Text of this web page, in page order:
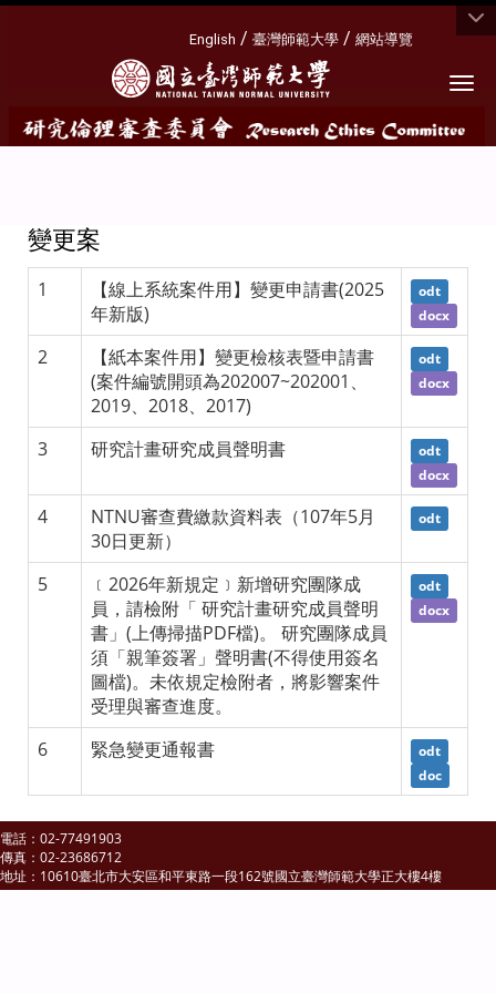
English / 臺灣師範大學 / 網站導覽
變更案
1
【線上系統案件用】變更申請書(2025
年新版)
odt
docx
2
【紙本案件用】變更檢核表暨申請書
(案件編號開頭為202007~202001、
2019、2018、2017)
odt
docx
3 研究計畫研究成員聲明書
odt
docx
4
NTNU審查費繳款資料表（107年5月
30日更新）
odt
5
﹝2026年新規定﹞新增研究團隊成
員，請檢附「 研究計畫研究成員聲明
書」(上傳掃描PDF檔)。 研究團隊成員
須「親筆簽署」聲明書(不得使用簽名
圖檔)。未依規定檢附者，將影響案件
受理與審查進度。
odt
docx
6 緊急變更通報書
odt
doc
電話：02-77491903
傳真：02-23686712
地址：10610臺北市大安區和平東路一段162號國立臺灣師範大學正大樓4樓